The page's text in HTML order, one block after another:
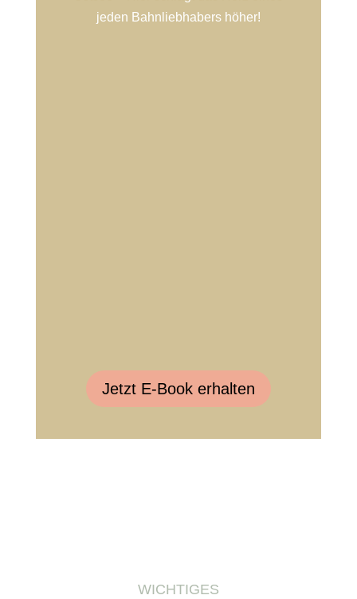
jeden Bahnliebhabers höher!
Jetzt E-Book erhalten
WICHTIGES